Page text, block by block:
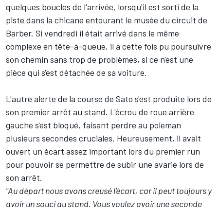
quelques boucles de l'arrivée, lorsqu'il est sorti de la
piste dans la chicane entourant le musée du circuit de
Barber. Si vendredi il était arrivé dans le même
complexe en tête-à-queue, il a cette fois pu poursuivre
son chemin sans trop de problèmes, si ce n'est une
pièce qui s'est détachée de sa voiture.
L'autre alerte de la course de Sato s'est produite lors de
son premier arrêt au stand. L'écrou de roue arrière
gauche s'est bloqué, faisant perdre au poleman
plusieurs secondes cruciales. Heureusement, il avait
ouvert un écart assez important lors du premier run
pour pouvoir se permettre de subir une avarie lors de
son arrêt.
"Au départ nous avons creusé l'écart, car il peut toujours y
avoir un souci au stand. Vous voulez avoir une seconde